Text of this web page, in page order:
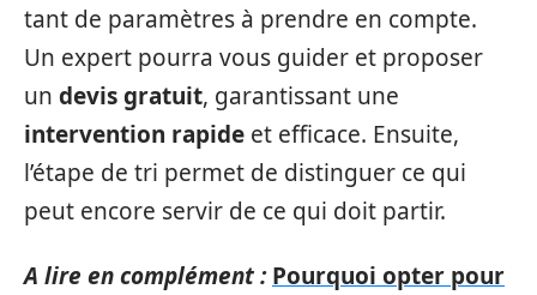
tant de paramètres à prendre en compte.
Un expert pourra vous guider et proposer
un devis gratuit, garantissant une
intervention rapide et efficace. Ensuite,
l’étape de tri permet de distinguer ce qui
peut encore servir de ce qui doit partir.
A lire en complément : Pourquoi opter pour